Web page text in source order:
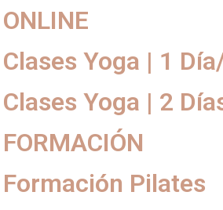
ONLINE
Clases Yoga | 1
Clases Yoga | 2
FORMACIÓN
Formación Pilates